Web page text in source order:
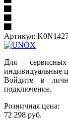
Артикул:
Для
индивидуальные
Войдите в
подключение.
Розничная цена:
72 298 руб.